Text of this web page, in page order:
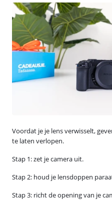
Voordat je je lens verwisselt,
te laten verlopen.
Stap 1: zet je camera uit.
Stap 2: houd je lensdoppen
Stap 3: richt de opening van je